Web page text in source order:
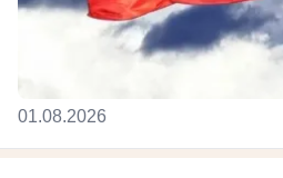
01.08.2026